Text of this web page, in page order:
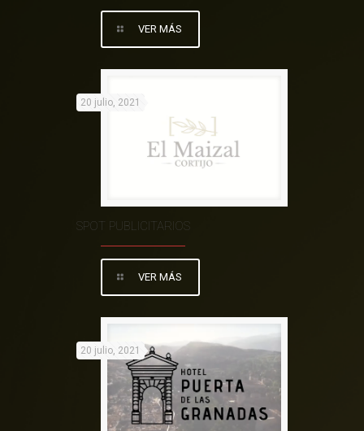
VER MÁS
20 julio, 2021
SPOT PUBLICITARIOS
VER MÁS
20 julio, 2021